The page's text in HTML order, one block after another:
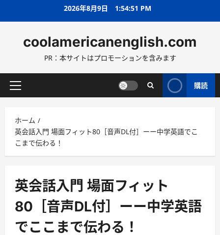
ス
ッ
2026年8月9日 1:54:52 PM
coolamericanenglish.com
PR：本サイトはプロモーションを含みます
メ
メ
ニ
ュ
ー
購読
ホーム
英会話入門 場面フィット80［音声DL付］ーー中学英語でこ
こまで伝わる！
英会話入門 場面フィット
80［音声DL付］ーー中学英語
でここまで伝わる！